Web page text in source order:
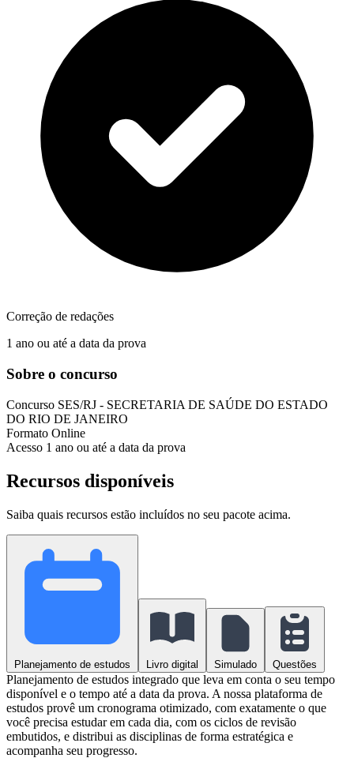
Correção de redações
1 ano ou até a data da prova
Sobre o concurso
Concurso SES/RJ - SECRETARIA DE SAÚDE DO ESTADO
DO RIO DE JANEIRO
Formato Online
Acesso 1 ano ou até a data da prova
Recursos disponíveis
Saiba quais recursos estão incluídos no seu pacote acima.
Planejamento de estudos Livro digital Simulado Questões
Planejamento de estudos integrado que leva em conta o seu tempo
disponível e o tempo até a data da prova. A nossa plataforma de
estudos provê um cronograma otimizado, com exatamente o que
você precisa estudar em cada dia, com os ciclos de revisão
embutidos, e distribui as disciplinas de forma estratégica e
acompanha seu progresso.